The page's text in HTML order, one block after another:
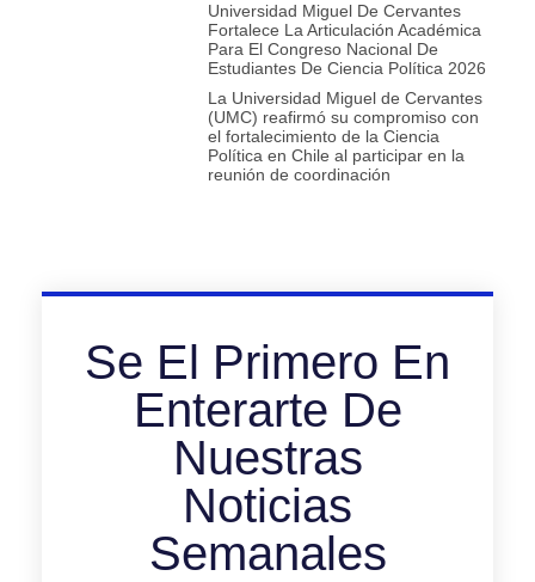
Universidad Miguel De Cervantes
Fortalece La Articulación Académica
Para El Congreso Nacional De
Estudiantes De Ciencia Política 2026
La Universidad Miguel de Cervantes
(UMC) reafirmó su compromiso con
el fortalecimiento de la Ciencia
Política en Chile al participar en la
reunión de coordinación
Se El Primero En
Enterarte De
Nuestras
Noticias
Semanales